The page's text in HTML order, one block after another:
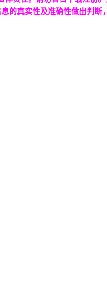
的真实性及准确性做出判断